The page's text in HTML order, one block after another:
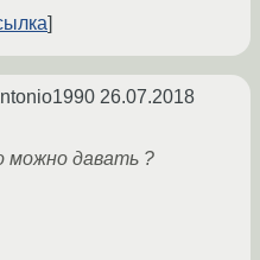
26.07.2018
можно давать ?